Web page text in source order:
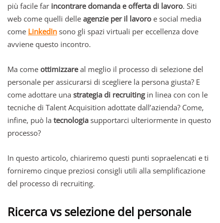
più facile far incontrare domanda e offerta di lavoro. Siti
web come quelli delle agenzie per il lavoro e social media
come LinkedIn sono gli spazi virtuali per eccellenza dove
avviene questo incontro.
Ma come ottimizzareal meglio il processo di selezione del
personale per assicurarsi di scegliere la persona giusta? E
come adottare una strategia di recruitingin linea con con le
tecniche di Talent Acquisition adottate dall’azienda? Come,
infine, può la tecnologia supportarci ulteriormente in questo
processo?
In questo articolo, chiariremo questi punti sopraelencati e ti
forniremo cinque preziosi consigli utili alla semplificazione
del processo di recruiting.
Ricerca vs selezione del personale